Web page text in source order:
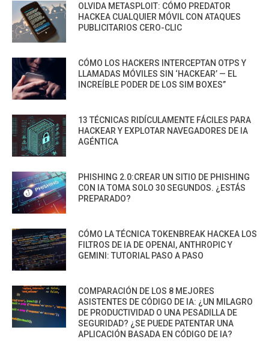
OLVIDA METASPLOIT: CÓMO PREDATOR
HACKEA CUALQUIER MÓVIL CON ATAQUES
PUBLICITARIOS CERO-CLIC
CÓMO LOS HACKERS INTERCEPTAN OTPS Y
LLAMADAS MÓVILES SIN ‘HACKEAR’ — EL
INCREÍBLE PODER DE LOS SIM BOXES”
13 TÉCNICAS RIDÍCULAMENTE FÁCILES PARA
HACKEAR Y EXPLOTAR NAVEGADORES DE IA
AGÉNTICA
PHISHING 2.0:CREAR UN SITIO DE PHISHING
CON IA TOMA SOLO 30 SEGUNDOS. ¿ESTÁS
PREPARADO?
CÓMO LA TÉCNICA TOKENBREAK HACKEA LOS
FILTROS DE IA DE OPENAI, ANTHROPIC Y
GEMINI: TUTORIAL PASO A PASO
COMPARACIÓN DE LOS 8 MEJORES
ASISTENTES DE CÓDIGO DE IA: ¿UN MILAGRO
DE PRODUCTIVIDAD O UNA PESADILLA DE
SEGURIDAD? ¿SE PUEDE PATENTAR UNA
APLICACIÓN BASADA EN CÓDIGO DE IA?